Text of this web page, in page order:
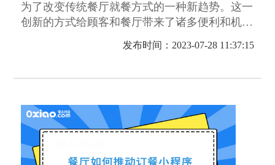
为了改变传统餐厅就餐方式的一种新趋势。这一
创新的方式给顾客和餐厅带来了诸多便利和机
发布时间：2023-07-28 11:37:15